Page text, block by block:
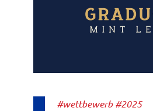
#wettbewerb #2025